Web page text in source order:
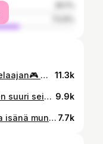
Meidän perhe saa kolmannen pelaajan🎮 MUSTA TULEE MAAILMAN COOLEIN FAIJA😍 11.3k
Tästä alkaa meidän ensimmäinen suuri seikkailu💙 Avaan ajatuksia enemmän myöhemmin, mutta kaikki meni hyvin - täällä on kaikki hyvin✨💙 9.9k
Miltä synnytys tuntuu? Tuoreena isänä mun on ollut haastavaa käsitellä sitä, miltä synnytys tuntui. Mulla on aina ollut haastava olla vaikean tilanteen edessä ”vahva” ja peittää jännitys. Tai näin musta ainakin tuntuu. Mua jännitti ja jopa pelotti koko synnytys ja se sai mut tuntemaan, että mä en selviä tästä. On vaikea kuvailla, miltä tuntuu nähdä oman kumppanin huutavan kivusta. Miltä tuntuu seistä vierestä ja koittaa olla läsnä, vaikka en tuntenut olevani läsnä missään vaiheessa. Ajoittain tuntui siltä, että joku olisi ottanut mun kropasta ja mielestä vallan - ikään kuin joku muu olisi ollut minä. Mä seison synnytyssalissa ja tsemppasin. Poistun ainoastaan sillon, kun kerrotiin, että nyt jouduttaisiin pistämään jotain. Mun piikkikammo vie multa tajun. Ei olisi ollut kannattavaa ottaa riskiä ja katsoa piikkien pistämistä, sillä pian olisin itsekin maannut sairaalavuoteessa. Mä olin ajatellut, että purskahdan itkuun heti lapsen synnyttyä. Kun lapsi saatiin mailmaan, en edes tiennyt miten itketään. Mun tunteet oli jäänyt kauas sivuun ja fokusoin pelkästään puolisoni olotilaan ja vointiin. Vasta kun pääsin autoon ja lähdin hakemaan ruokaa, aloin täristä ja ulista. Tiedän, että synnytyksessä kaikista tärkeimmät osapuolet on lapsi ja äiti. Mutta silti toivon, että joku sairaalan henkilökunnasta olisi kysynyt isältä, miltä susta tuntuu? Nyt muutama päivä kotona Totoron kanssa (käytän sitä nimeä, kun puhun vauvasta). Me puhutaan kotona paljon synnytyksen tuntemuksista ja aion purkaa tätä myös terapiassa. Kun käsittelen tän loppuun, pystyn olemaan entistäkin viisaampi vanhempi. 7.7k